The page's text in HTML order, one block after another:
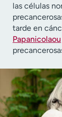
las células
tarde en
Papanicolaou